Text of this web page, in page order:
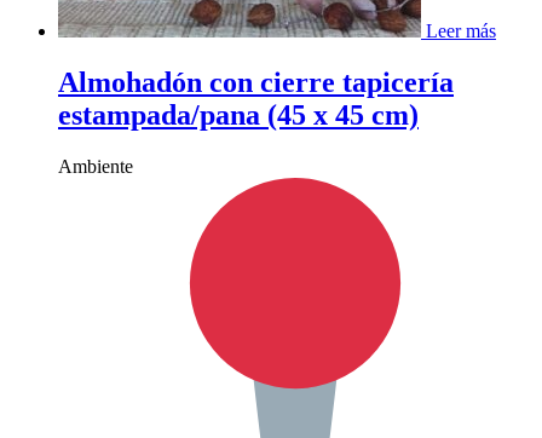
Leer más
Almohadón con cierre tapicería
estampada/pana (45 x 45 cm)
Ambiente